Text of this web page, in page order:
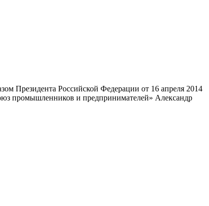
Президента Российской Федерации от 16 апреля 2014
промышленников и предпринимателей» Александр